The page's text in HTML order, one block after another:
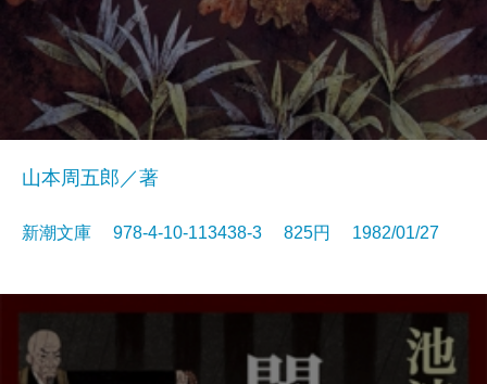
山本周五郎／著
新潮文庫 978-4-10-113438-3 825円 1982/01/27